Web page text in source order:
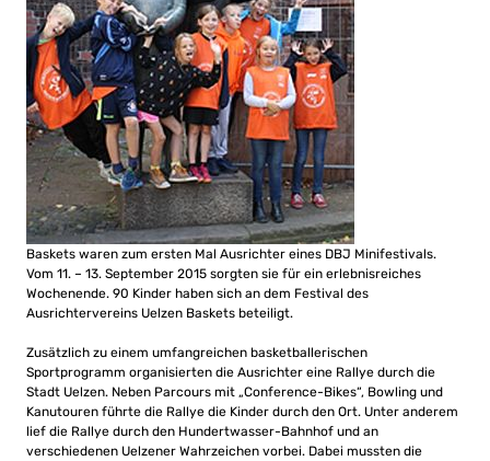
Baskets waren zum ersten Mal Ausrichter eines DBJ Minifestivals.
Vom 11. – 13. September 2015 sorgten sie für ein erlebnisreiches
Wochenende. 90 Kinder haben sich an dem Festival des
Ausrichtervereins Uelzen Baskets beteiligt.
Zusätzlich zu einem umfangreichen basketballerischen
Sportprogramm organisierten die Ausrichter eine Rallye durch die
Stadt Uelzen. Neben Parcours mit „Conference-Bikes“, Bowling und
Kanutouren führte die Rallye die Kinder durch den Ort. Unter anderem
lief die Rallye durch den Hundertwasser-Bahnhof und an
verschiedenen Uelzener Wahrzeichen vorbei. Dabei mussten die